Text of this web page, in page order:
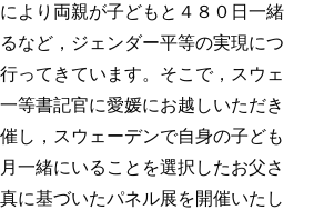
より両親が子どもと４８０日一緒
など，ジェンダー平等の実現につ
ってきています。そこで，スウェ
等書記官に愛媛にお越しいただき
し，スウェーデンで自身の子ども
一緒にいることを選択したお父さ
に基づいたパネル展を開催いたし